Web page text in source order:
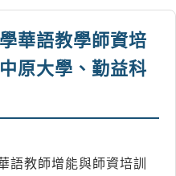
華語教學師資培
原大學、勤益科
語教師增能與師資培訓